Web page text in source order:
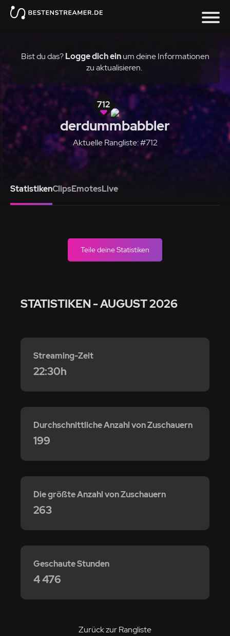
Bist du das? Logge dich ein um deine Informationen
zu aktualisieren.
712
derdummbabbler
Aktuelle Rangliste: #712
StatistikenClipsEmotesLive
Teile deine Statistiken
STATISTIKEN - AUGUST 2026
Zurück zur Rangliste
Streaming-Zeit
22:30h
Durchschnittliche Anzahl von Zuschauern
199
Die größte Anzahl von Zuschauern
263
Geschaute Stunden
4 476